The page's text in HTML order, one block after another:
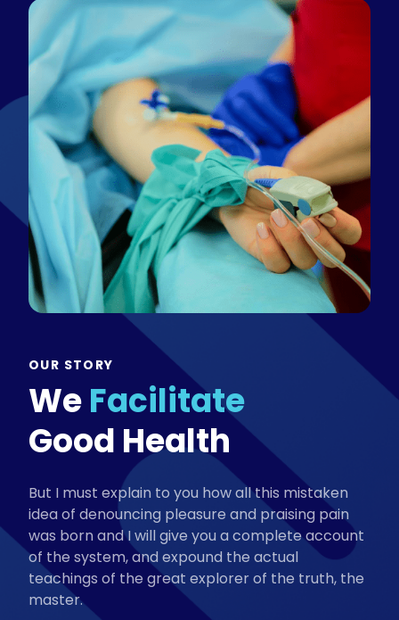
OUR STORY
WeFacilitate
Good Health
But I must explain to you how all this mistaken
idea of denouncing pleasure and praising pain
was born and I will give you a complete account
of the system, and expound the actual
teachings of the great explorer of the truth, the
master.